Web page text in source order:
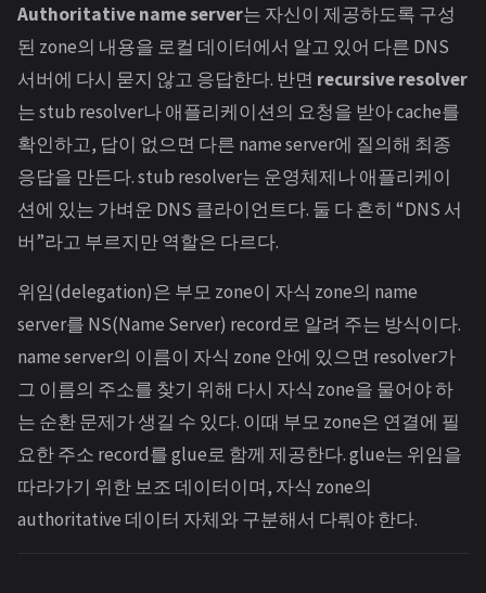
Authoritative name server는 자신이 제공하도록 구성
된 zone의 내용을 로컬 데이터에서 알고 있어 다른 DNS
서버에 다시 묻지 않고 응답한다. 반면 recursive resolver
는 stub resolver나 애플리케이션의 요청을 받아 cache를
확인하고, 답이 없으면 다른 name server에 질의해 최종
응답을 만든다. stub resolver는 운영체제나 애플리케이
션에 있는 가벼운 DNS 클라이언트다. 둘 다 흔히 “DNS 서
버”라고 부르지만 역할은 다르다.
위임(delegation)은 부모 zone이 자식 zone의 name
server를 NS(Name Server) record로 알려 주는 방식이다.
name server의 이름이 자식 zone 안에 있으면 resolver가
그 이름의 주소를 찾기 위해 다시 자식 zone을 물어야 하
는 순환 문제가 생길 수 있다. 이때 부모 zone은 연결에 필
요한 주소 record를 glue로 함께 제공한다. glue는 위임을
따라가기 위한 보조 데이터이며, 자식 zone의
authoritative 데이터 자체와 구분해서 다뤄야 한다.